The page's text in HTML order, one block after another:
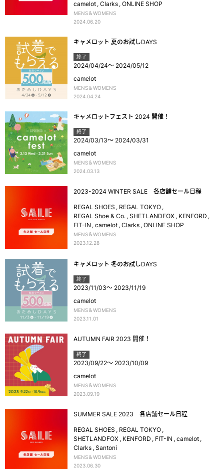
camelot Clarks ONLINE SHOP
MENS＆WOMENS
2024.06.20
キャメロット 夏のお試しDAYS
終了
2024/04/24～ 2024/05/12
camelot
MENS＆WOMENS
2024.04.24
キャメロットフェスト 2024 開催！
終了
2024/03/13～ 2024/03/31
camelot
MENS＆WOMENS
2024.03.13
2023-2024 WINTER SALE 各店舗セール日程
REGAL SHOES
REGAL TOKYO
REGAL Shoe & Co. SHETLANDFOX KENFORD
FIT-IN camelot Clarks ONLINE SHOP
MENS＆WOMENS
2023.12.28
キャメロット 冬のお試しDAYS
終了
2023/11/03～ 2023/11/19
camelot
MENS＆WOMENS
2023.11.01
AUTUMN FAIR 2023 開催！
終了
2023/09/22～ 2023/10/09
camelot
MENS＆WOMENS
2023.09.19
SUMMER SALE 2023 各店舗セール日程
REGAL SHOES
REGAL TOKYO
SHETLANDFOX KENFORD FIT-IN camelot
Clarks Santoni
MENS＆WOMENS
2023.06.30